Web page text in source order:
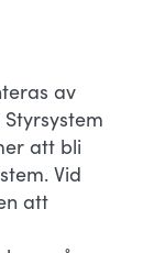
av
att bli
Vid
att